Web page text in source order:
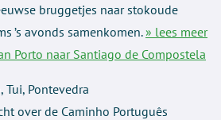
bruggetjes naar stokoude
’s avonds samenkomen.» lees meer
Porto naar Santiago de Compostela
Tui, Pontevedra
over de Caminho Português